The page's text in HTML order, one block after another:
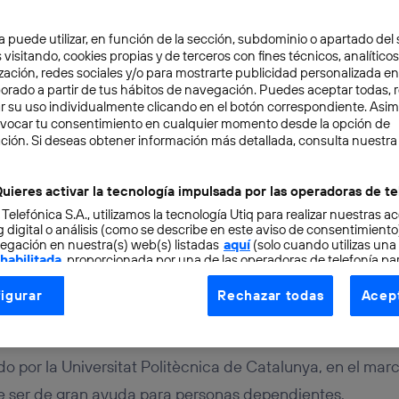
2 min
detecta cuándo
persona y llama a
por la Universitat Politècnica de Catalunya, en el
ser de gran ayuda para personas dependientes.
puede utilizar, en función de la sección, subdominio o apartado del
visitando, cookies propias y de terceros con fines técnicos,
redes sociales y/o para mostrarte publicidad personalizada
a partir de tus hábitos de navegación. Puedes aceptar todas,
su uso individualmente clicando en el botón correspondiente.
tu consentimiento en cualquier momento desde la opción de
Si deseas obtener información más detallada, consulta nuestra
activar la tecnología impulsada por las operadoras de
S.A., utilizamos la tecnología Utiq para realizar nuestras
digital o análisis (como se describe en este aviso de
en nuestra(s) web(s) listadas aquí(solo cuando utilizas una
, proporcionada por una de las operadoras de telefonía
consentimiento en cada página web).
Utiq está diseñada con la privacidad como prioridad
la conexión que utilizas (p. ej., número de teléfono móvil).
Rechazar todas